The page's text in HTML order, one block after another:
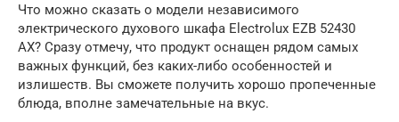
Что можно сказать о модели независимого
электрического духового шкафа Electrolux EZB 52430
AX? Сразу отмечу, что продукт оснащен рядом самых
важных функций, без каких-либо особенностей и
излишеств. Вы сможете получить хорошо пропеченные
блюда, вполне замечательные на вкус.